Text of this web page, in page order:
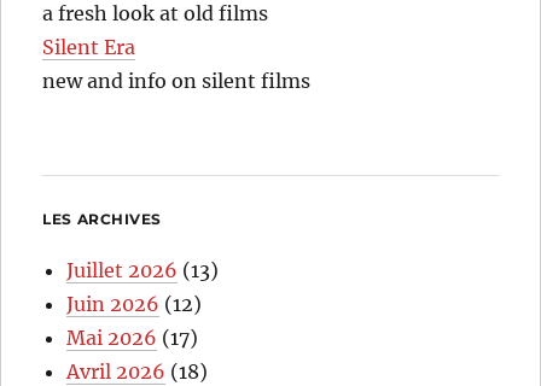
a fresh look at old films
Silent Era
new and info on silent films
LES ARCHIVES
Juillet 2026 (13)
Juin 2026 (12)
Mai 2026 (17)
Avril 2026 (18)